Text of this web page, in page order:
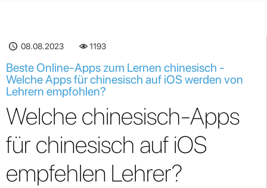
08.08.2023 1193
Beste Online-Apps zum Lernen chinesisch -
Welche Apps für chinesisch auf iOS werden von
Lehrern empfohlen?
Welche chinesisch-Apps
für chinesisch auf iOS
empfehlen Lehrer?